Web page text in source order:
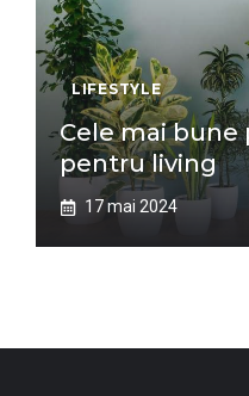
LIFESTYLE
Cele mai
pentru living
17 mai 2024